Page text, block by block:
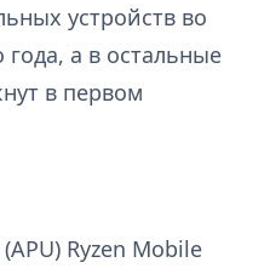
устройств во
года, а в остальные
в первом
Ryzen Mobile